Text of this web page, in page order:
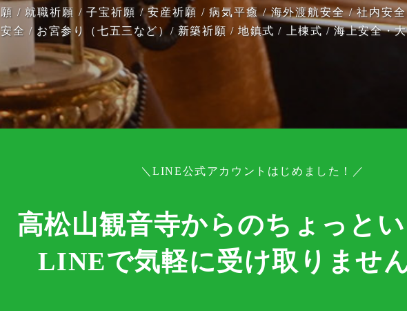
願 / 就職祈願 / 子宝祈願 / 安産祈願 / 病気平癒 / 海外渡航安全 / 社内安
安全 / お宮参り（七五三など）/ 新築祈願 / 地鎮式 / 上棟式 / 海上安全・
＼LINE公式アカウントはじめました！／
高松山観音寺からのちょっと
LINEで気軽に受け取りませ